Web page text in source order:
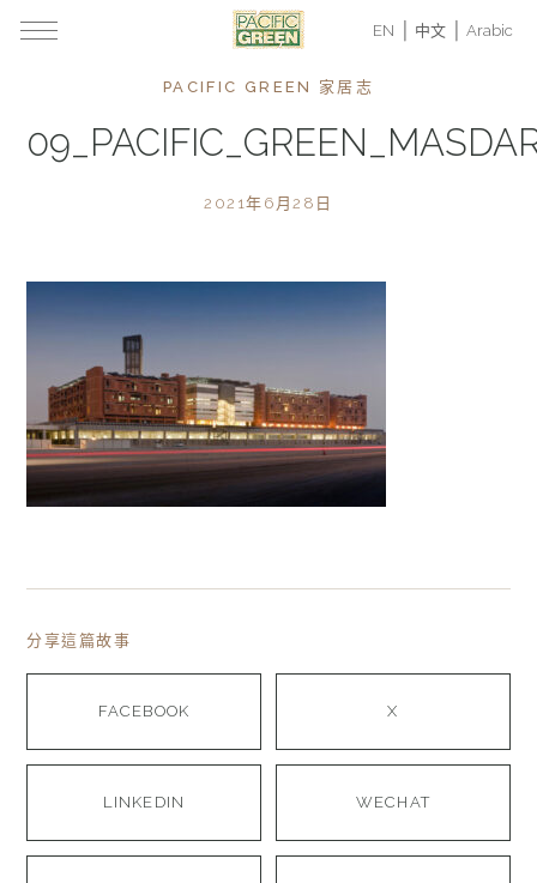
EN 中文 Arabic
PACIFIC GREEN 家居志
2021年6月28日
分享這篇故事
FACEBOOK X
LINKEDIN WECHAT